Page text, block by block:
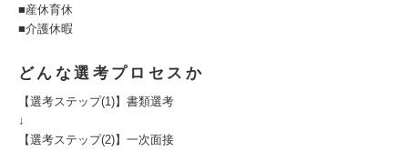
■産休育休
■介護休暇
どんな選考プロセスか
【選考ステップ(1)】書類選考
↓
【選考ステップ(2)】一次面接